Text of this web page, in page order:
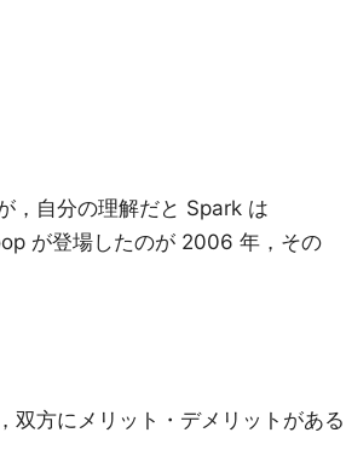
，自分の理解だと Spark は
が登場したのが 2006 年，その
方にメリット・デメリットがある